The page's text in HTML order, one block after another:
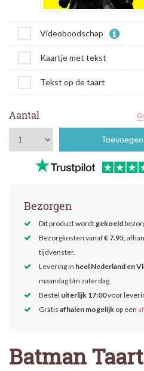
Videoboodschap
Kaartje met tekst
Tekst op de taart
Aantal
Bezorgen
Dit product wordtgekoeld
Bezorgkosten vanaf€ 7.95,
tijdvenster.
Levering in heel Nederland en
maandag t/m zaterdag.
Bestel uiterlijk 17:00voor
Gratis afhalen mogelijk op een
Batman Taart